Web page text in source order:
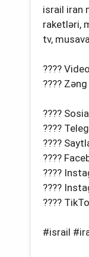
israil iran
raketləri,
tv,
????
????
????
????
????
????
????
????
????
#israil